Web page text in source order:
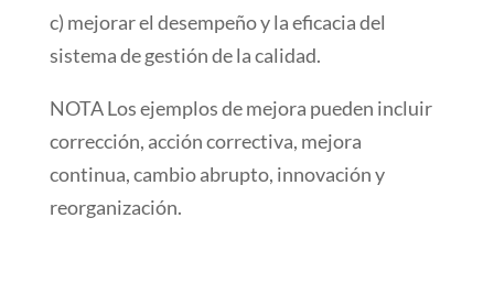
c) mejorar el desempeño y la eficacia del
sistema de gestión de la calidad.
NOTA Los ejemplos de mejora pueden incluir
corrección, acción correctiva, mejora
continua, cambio abrupto, innovación y
reorganización.